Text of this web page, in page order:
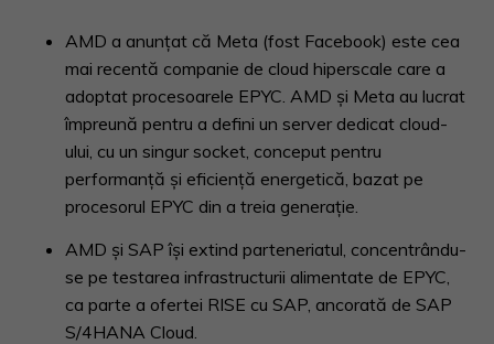
AMD a anunțat că Meta (fost Facebook) este cea
mai recentă companie de cloud hiperscale care a
adoptat procesoarele EPYC. AMD și Meta au lucrat
împreună pentru a defini un server dedicat cloud-
ului, cu un singur socket, conceput pentru
performanță și eficiență energetică, bazat pe
procesorul EPYC din a treia generație.
AMD și SAP își extind parteneriatul, concentrându-
se pe testarea infrastructurii alimentate de EPYC,
ca parte a ofertei RISE cu SAP, ancorată de SAP
S/4HANA Cloud.